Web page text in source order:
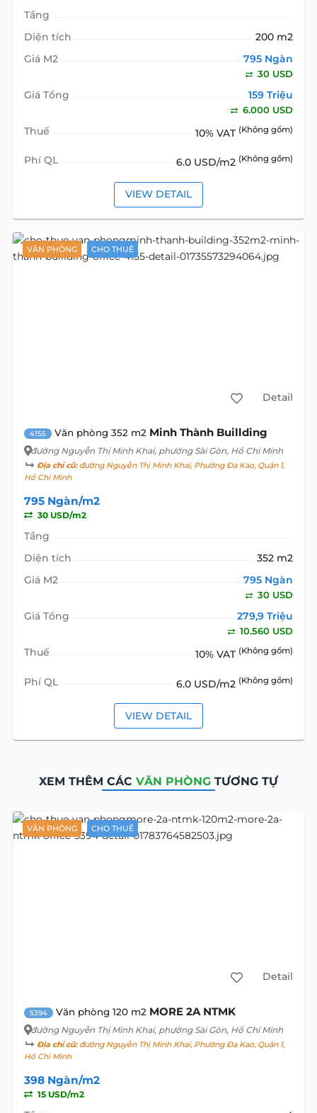
Tầng
Diện tích
200 m2
Giá M2
795 Ngàn
30 USD
Giá Tổng 159 Triệu
6.000 USD
Thuế 10% VAT (Không gồm)
Phí QL 6.0 USD/m2 (Không gồm)
VIEW DETAIL
VĂN PHÒNG CHO THUÊ
Detail
4155 Văn phòng 352 m2 Minh Thành Buillding
đường Nguyễn Thị Minh Khai, phường Sài Gòn, Hồ Chí Minh
Địa chỉ cũ:đường Nguyễn Thị Minh Khai, Phường Đa Kao, Quận 1,
Hồ Chí Minh
795 Ngàn/m2
30 USD/m2
Tầng
Diện tích
352 m2
Giá M2
795 Ngàn
30 USD
Giá Tổng 279,9 Triệu
10.560 USD
Thuế 10% VAT (Không gồm)
Phí QL 6.0 USD/m2 (Không gồm)
VIEW DETAIL
XEM THÊM CÁC VĂN PHÒNG TƯƠNG TỰ
VĂN PHÒNG CHO THUÊ
Detail
5394 Văn phòng 120 m2 MORE 2A NTMK
đường Nguyễn Thị Minh Khai, phường Sài Gòn, Hồ Chí Minh
Địa chỉ cũ:đường Nguyễn Thị Minh Khai, Phường Đa Kao, Quận 1,
Hồ Chí Minh
398 Ngàn/m2
15 USD/m2